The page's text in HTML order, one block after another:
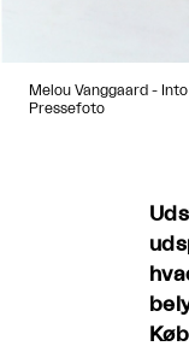
Melou Vanggaard -
Pressefoto